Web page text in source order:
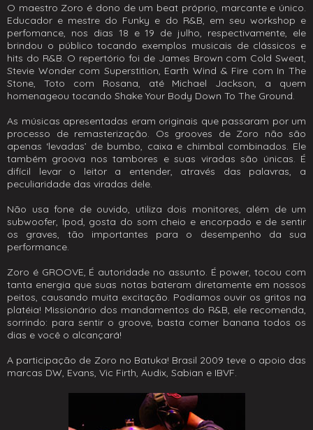
O maestro Zoro é dono de um beat próprio, marcante e único.
Educador e mestre do Funky e do R&B, em seu workshop e
perfomance, nos dias 18 e 19 de julho, respectivamente, ele
brindou o público tocando exemplos musicais de clássicos e
hits do R&B. O repertório foi de James Brown com Cold Sweat,
Stevie Wonder com Superstition, Earth Wind & Fire com In The
Stone, Toto com Rosana, até Michael Jackson, a quem
homenageou tocando Shake Your Body Down To The Ground.
As músicas apresentadas eram originais que passaram por um
processo de remasterização. Os grooves de Zoro não são
apenas ‘levadas’ de bumbo, caixa e chimbal combinados. Ele
também groova nos tambores e suas viradas são únicas. É
difícil levar o leitor a entender, através das palavras, a
peculiaridade das viradas dele.
Não usa fone de ouvido, utiliza dois monitores, além de um
subwoofer, Ipod, gosta do som cheio e encorpado e de sentir
os graves, tão importantes para o desempenho da sua
performance.
Zoro é GROOVE, É autoridade no assunto. É power, tocou com
tanta energia que suas notas bateram diretamente em nossos
peitos, causando muita excitação. Podíamos ouvir os gritos na
platéia! Missionário dos mandamentos do R&B, ele recomenda,
sorrindo: para sentir o groove, basta comer banana todos os
dias e você o alcançará!
A participação de Zoro no Batuka! Brasil 2009 teve o apoio das
marcas DW, Evans, Vic Firth, Audix, Sabian e IBVF.